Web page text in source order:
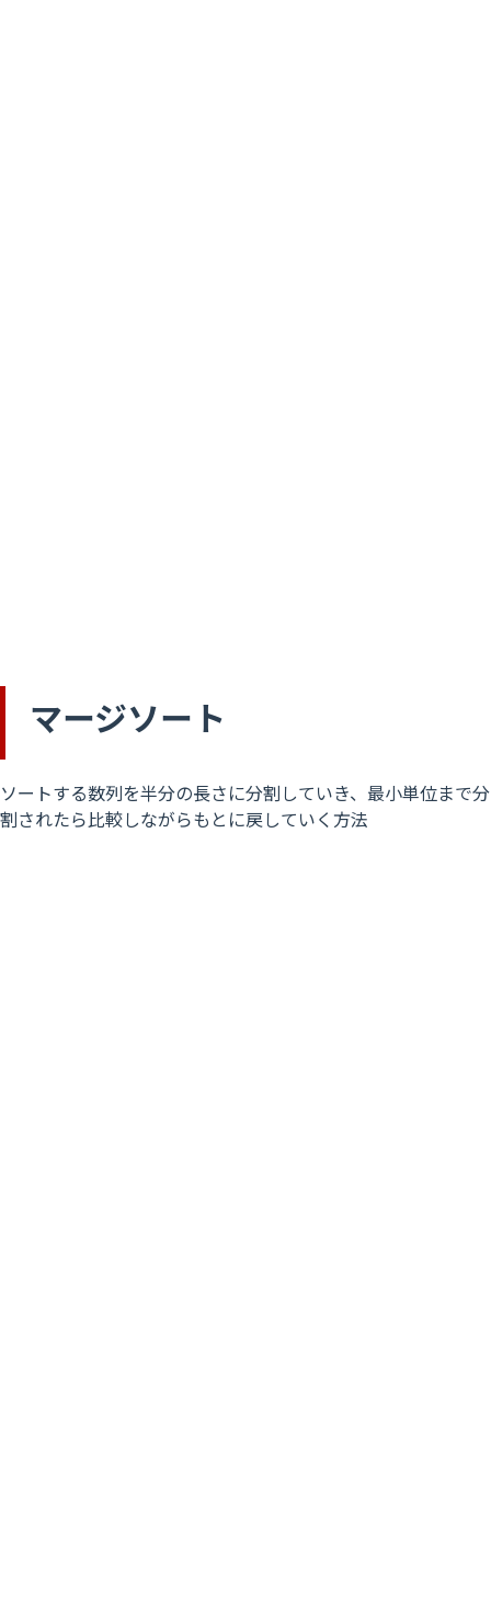
マージソート
ソートする数列を半分の長さに分割していき、最小単位まで分
割されたら比較しながらもとに戻していく方法